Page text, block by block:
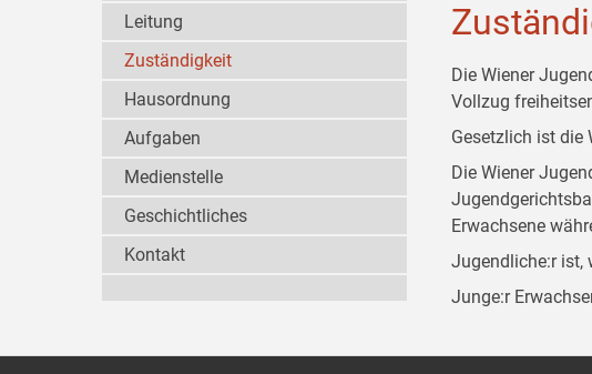
Die Wiener
Vollzug
Gesetzlich ist die
Die Wiener
Erwachsene
Jugendliche:r ist,
Junge:r
Leitung
Zuständigkeit
Hausordnung
Aufgaben
Medienstelle
Geschichtliches
Kontakt